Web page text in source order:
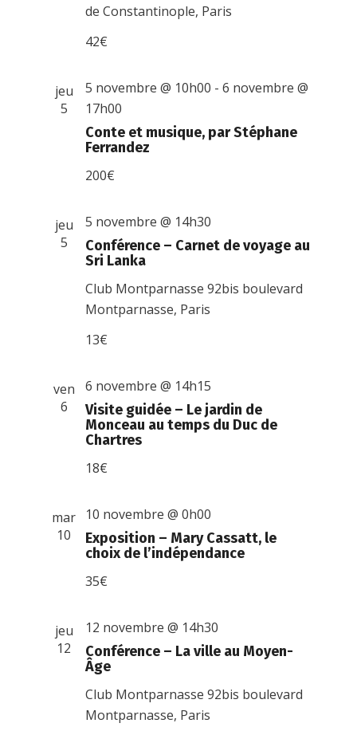
de Constantinople, Paris
42€
jeu
5
Conte et musique, par Stéphane
Ferrandez
5 novembre @ 10h00 -6 novembre @
17h00
200€
jeu
5
Conférence – Carnet de voyage au
Sri Lanka
5 novembre @ 14h30
Club Montparnasse92bis boulevard
Montparnasse, Paris
13€
ven
6
Visite guidée – Le jardin de
Monceau au temps du Duc de
Chartres
6 novembre @ 14h15
18€
mar
10
Exposition – Mary Cassatt, le
choix de l’indépendance
10 novembre @ 0h00
35€
jeu
12
Conférence – La ville au Moyen-
Âge
12 novembre @ 14h30
Club Montparnasse92bis boulevard
Montparnasse, Paris